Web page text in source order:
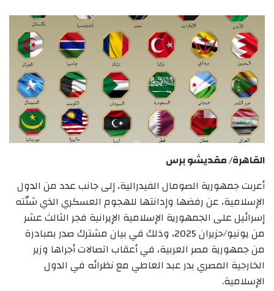
القاهرة/ مقديشو برس
أعربت جمهورية الصومال الفيدرالية، إلى جانب عدد من الدول
الإسلامية، عن رفضها وإدانتها للهجوم العسكري الذي شنّته
إسرائيل على الجمهورية الإسلامية الإيرانية فجر الثالث عشر
من يونيو/حزيران 2025، وذلك في بيان مشترك صدر بمبادرة
من جمهورية مصر العربية، في أعقاب اتصالات أجراها وزير
الخارجية المصري بدر عبد العاطي مع نظرائه في الدول
الإسلامية.